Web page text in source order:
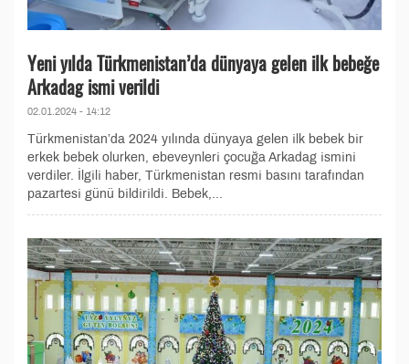
Yeni yılda Türkmenistan’da dünyaya gelen ilk bebeğe
Arkadag ismi verildi
02.01.2024 - 14:12
Türkmenistan’da 2024 yılında dünyaya gelen ilk bebek bir
erkek bebek olurken, ebeveynleri çocuğa Arkadag ismini
verdiler. İlgili haber, Türkmenistan resmi basını tarafından
pazartesi günü bildirildi. Bebek,...